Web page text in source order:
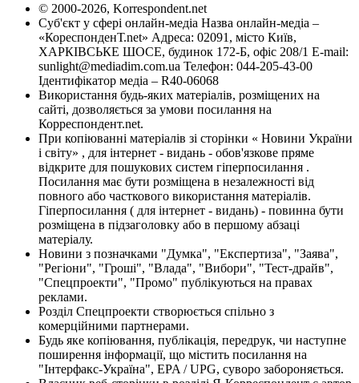
© 2000-2026, Korrespondent.net
Суб'єкт у сфері онлайн-медіа Назва онлайн-медіа –
«КореспонденТ.net» Адреса: 02091, місто Київ,
ХАРКІВСЬКЕ ШОСЕ, будинок 172-Б, офіс 208/1 E-mail:
sunlight@mediadim.com.ua Телефон: 044-205-43-00
Ідентифікатор медіа – R40-06068
Використання будь-яких матеріалів, розміщених на
сайті, дозволяється за умови посилання на
Корреспондент.net.
При копіюванні матеріалів зі сторінки « Новини України
і світу» , для інтернет - видань - обов'язкове пряме
відкрите для пошукових систем гіперпосилання .
Посилання має бути розміщена в незалежності від
повного або часткового використання матеріалів.
Гіперпосилання ( для інтернет - видань) - повинна бути
розміщена в підзаголовку або в першому абзаці
матеріалу.
Новини з позначками "Думка", "Експертиза", "Заява",
"Регіони", "Гроші", "Влада", "Вибори", "Тест-драйв",
"Спецпроекти", "Промо" публікуються на правах
реклами.
Розділ Спецпроекти створюється спільно з
комерційними партнерами.
Будь яке копіювання, публікація, передрук, чи наступне
поширення інформації, що містить посилання на
"Інтерфакс-Україна", EPA / UPG, суворо забороняється.